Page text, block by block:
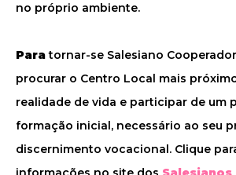
no próprio ambiente.
Paratornar-se Salesiano
procurar o Centro Local mais
realidade de vida e participar de um
formação inicial, necessário ao seu
discernimento vocacional. Clique